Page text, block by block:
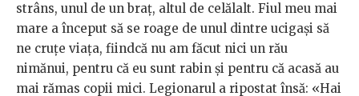
strâns, unul de un braț, altul de celălalt. Fiul meu mai
mare a în­ce­put să se roage de unul dintre ucigași să
ne cruțe viața, fiindcă nu am făcut nici un rău
nimănui, pentru că eu sunt rabin și pentru că acasă au
mai rămas copii mici. Legionarul a ripostat însă: «Hai